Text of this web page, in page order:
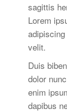
sagittis
Lorem
velit.
Duis
dolor
enim
dapibus